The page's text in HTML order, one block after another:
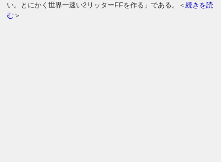
い。とにかく世界一速い2リッターFFを作る」である。＜続きを読
む＞